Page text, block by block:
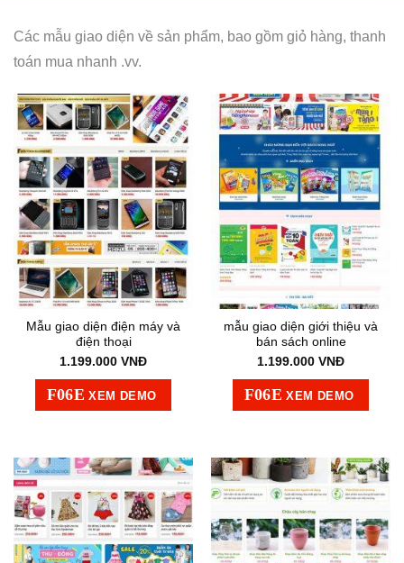
Các mẫu giao diện về sản phẩm, bao gồm giỏ hàng, thanh
toán mua nhanh .vv.
Mẫu giao diện điện máy và
điện thoại
1.199.000 VNĐ
XEM DEMO
mẫu giao diện giới thiệu và
bán sách online
1.199.000 VNĐ
XEM DEMO